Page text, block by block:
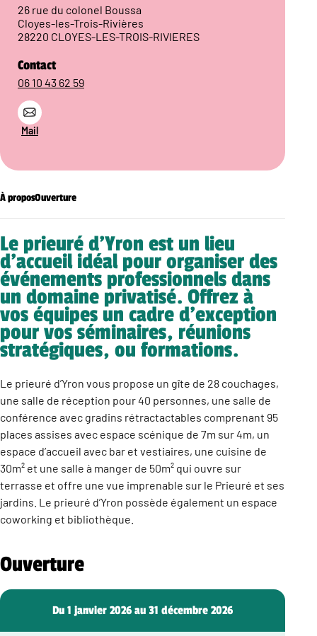
26 rue du colonel Boussa
Cloyes-les-Trois-Rivières
28220 CLOYES-LES-TROIS-RIVIERES
Contact
06 10 43 62 59
Mail
À proposOuverture
Le prieuré d’Yron est un lieu
d’accueil idéal pour organiser des
événements professionnels dans
un domaine privatisé. Offrez à
vos équipes un cadre d’exception
pour vos séminaires, réunions
stratégiques, ou formations.
Le prieuré d’Yron vous propose un gîte de 28 couchages,
une salle de réception pour 40 personnes, une salle de
conférence avec gradins rétractactables comprenant 95
places assises avec espace scénique de 7m sur 4m, un
espace d’accueil avec bar et vestiaires, une cuisine de
30m² et une salle à manger de 50m² qui ouvre sur
terrasse et offre une vue imprenable sur le Prieuré et ses
jardins. Le prieuré d’Yron possède également un espace
coworking et bibliothèque.
Ouverture
Du 1 janvier 2026 au 31 décembre 2026